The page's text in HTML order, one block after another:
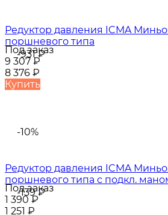
-931₽
Редуктор давления ICMA
поршневого типа
Под заказ
9 307 ₽
8 376 ₽
Купить
-10%
-139₽
Редуктор давления ICMA
поршневого типа с подкл.
Под заказ
1 390₽
1 251 ₽